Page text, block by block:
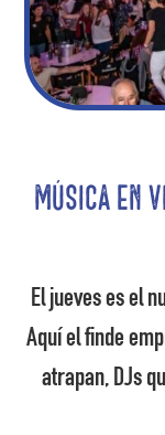
Música en
El jueves es el
Aquí el finde
atrapan, DJs